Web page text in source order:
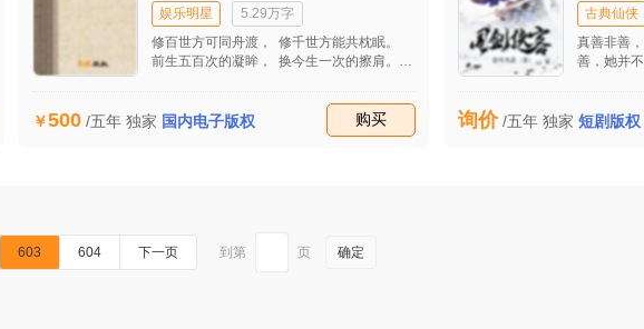
地方了的。可是因为一点儿的原因，林子怡
便是迟到了的，后来是竟然误闯进了总裁的
专人电梯，于是一切‘悲剧’就这样的开始
了……
娱乐明星
5.29万字
修百世方可同舟渡， 修千世方能共枕眠。
前生五百次的凝眸， 换今生一次的擦肩。
500 /五年 独家 国内电子版权 购买
古典仙侠
真善非善
善，她并
们心中的
询价 /五年 独家 短剧版权
603 604 下一页 到第 页 确定